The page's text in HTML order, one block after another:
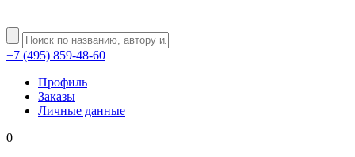
+7 (495) 859-48-60
Профиль
Заказы
Личные данные
0